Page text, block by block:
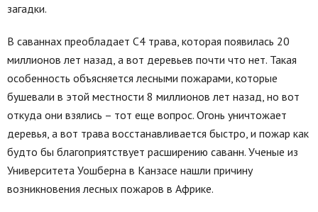
загадки.
В саваннах преобладает С4 трава, которая появилась 20
миллионов лет назад, а вот деревьев почти что нет. Такая
особенность объясняется лесными пожарами, которые
бушевали в этой местности 8 миллионов лет назад, но вот
откуда они взялись – тот еще вопрос. Огонь уничтожает
деревья, а вот трава восстанавливается быстро, и пожар как
будто бы благоприятствует расширению саванн. Ученые из
Университета Уошберна в Канзасе нашли причину
возникновения лесных пожаров в Африке.